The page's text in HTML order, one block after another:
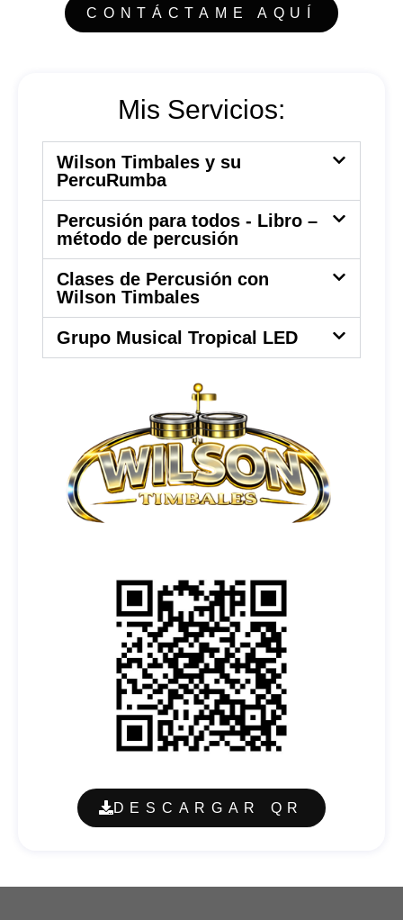
CONTÁCTAME AQUÍ
Mis Servicios:
Wilson Timbales y su
PercuRumba
Percusión para todos - Libro –
método de percusión
Clases de Percusión con
Wilson Timbales
Grupo Musical Tropical LED
DESCARGAR QR